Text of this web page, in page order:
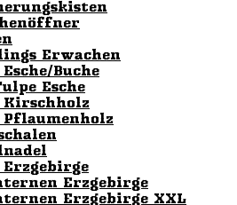
Erwachen
Buche
Esche
Kirschholz
Pflaumenholz
Erzgebirge
Erzgebirge XXL